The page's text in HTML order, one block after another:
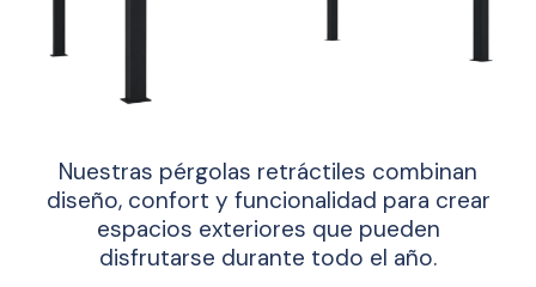
Nuestras pérgolas retráctiles combinan
diseño, confort y funcionalidad para crear
espacios exteriores que pueden
disfrutarse durante todo el año.